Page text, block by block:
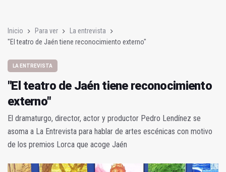
Inicio Para ver
La entrevista
"El teatro de Jaén tiene reconocimiento externo"
LA ENTREVISTA
"El teatro de Jaén tiene reconocimiento
externo"
El dramaturgo, director, actor y productor Pedro Lendínez se
asoma a La Entrevista para hablar de artes escénicas con motivo
de los premios Lorca que acoge Jaén